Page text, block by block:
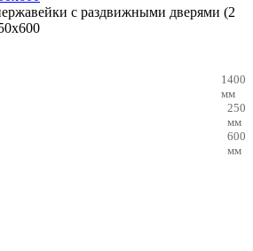
1400
мм
250
мм
600
мм